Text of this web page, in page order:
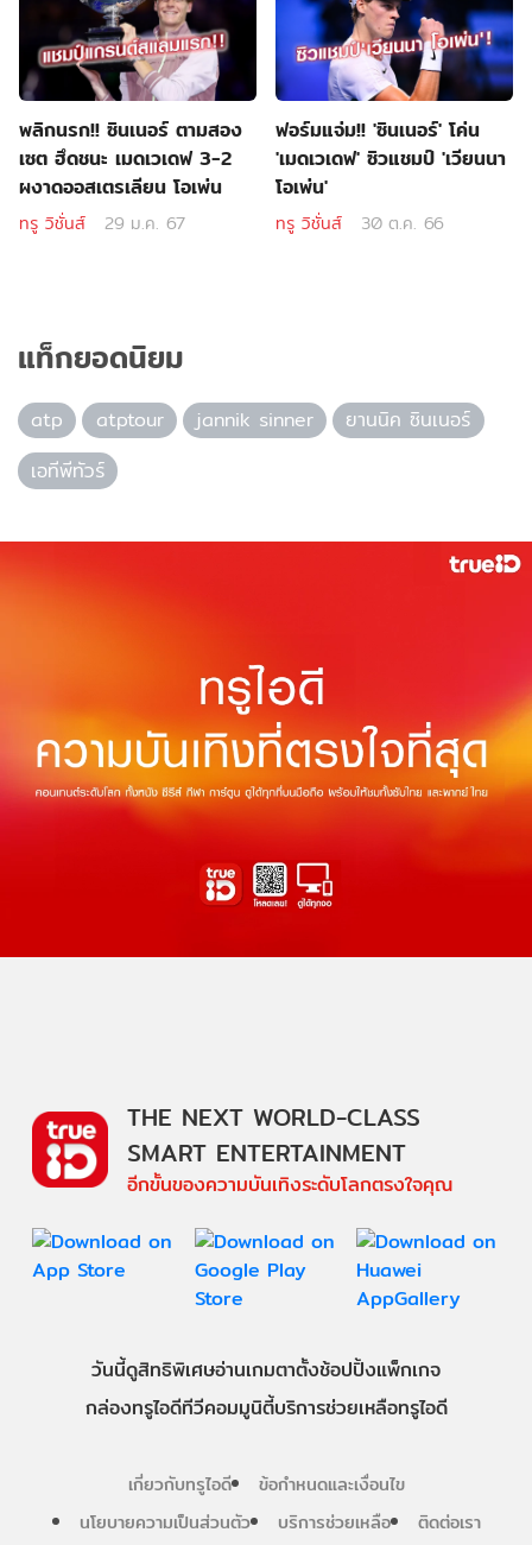
พลิกนรก!! ซินเนอร์ ตามสอง
เซต ฮึดชนะ เมดเวเดฟ 3-2
ผงาดออสเตรเลียน โอเพ่น
ทรู วิชั่นส์ 29 ม.ค. 67
ฟอร์มแจ่ม!! 'ซินเนอร์' โค่น
'เมดเวเดฟ' ซิวแชมป์ 'เวียนนา
โอเพ่น'
ทรู วิชั่นส์ 30 ต.ค. 66
แท็กยอดนิยม
atp atptour jannik sinner
ยานนิค ซินเนอร์
เอทีพีทัวร์
THE NEXT WORLD-CLASS
SMART ENTERTAINMENT
อีกขั้นของความบันเทิงระดับโลกตรงใจคุณ
วันนี้ดูสิทธิพิเศษอ่านเกมตาตั้งช้อปปิ้งแพ็กเกจ
กล่องทรูไอดีทีวีคอมมูนิตี้บริการช่วยเหลือทรูไอดี
เกี่ยวกับทรูไอดี
ข้อกำหนดและเงื่อนไข
นโยบายความเป็นส่วนตัว
บริการช่วยเหลือ ติดต่อเรา